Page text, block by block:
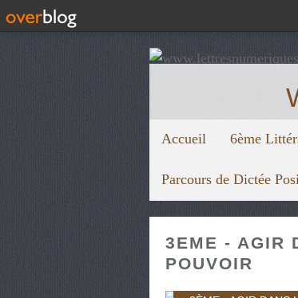
Accueil 6ème
Parcours de Dictée
3EME - AGIR
POUVOIR